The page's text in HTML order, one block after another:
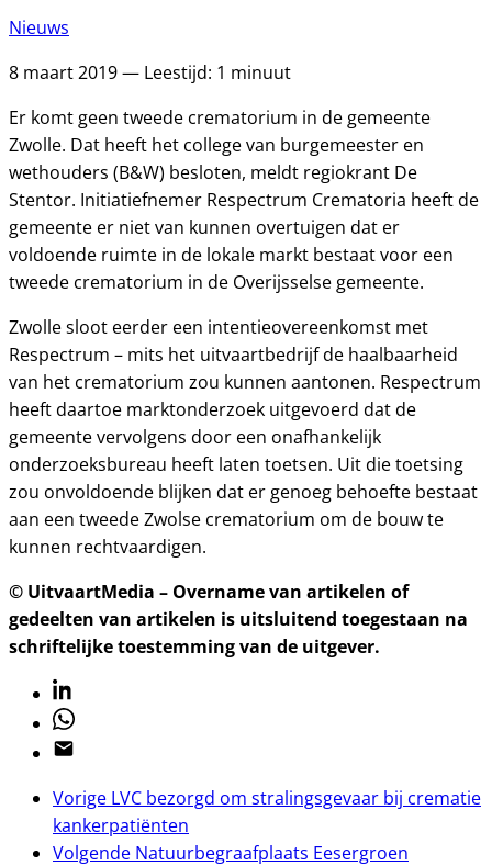
Nieuws
8 maart 2019 — Leestijd: 1 minuut
Er komt geen tweede crematorium in de gemeente
Zwolle. Dat heeft het college van burgemeester en
wethouders (B&W) besloten, meldt regiokrant De
Stentor. Initiatiefnemer Respectrum Crematoria heeft de
gemeente er niet van kunnen overtuigen dat er
voldoende ruimte in de lokale markt bestaat voor een
tweede crematorium in de Overijsselse gemeente.
Zwolle sloot eerder een intentieovereenkomst met
Respectrum – mits het uitvaartbedrijf de haalbaarheid
van het crematorium zou kunnen aantonen. Respectrum
heeft daartoe marktonderzoek uitgevoerd dat de
gemeente vervolgens door een onafhankelijk
onderzoeksbureau heeft laten toetsen. Uit die toetsing
zou onvoldoende blijken dat er genoeg behoefte bestaat
aan een tweede Zwolse crematorium om de bouw te
kunnen rechtvaardigen.
© UitvaartMedia – Overname van artikelen of
gedeelten van artikelen is uitsluitend toegestaan na
schriftelijke toestemming van de uitgever.
Linkedin
Whatsapp
Email
Vorige LVC bezorgd om stralingsgevaar bij crematie
kankerpatiënten
Volgende Natuurbegraafplaats Eesergroen